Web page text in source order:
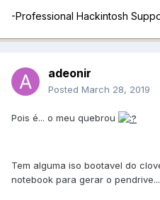
-Professional Hackintosh
adeonir
Posted March 28, 2019
Pois é... o meu quebrou
Tem alguma iso bootavel do
notebook para gerar o pendrive...